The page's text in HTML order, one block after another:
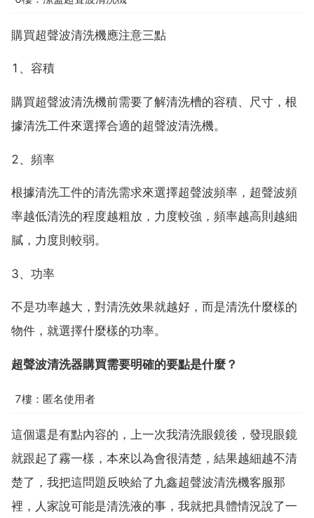
購買超聲波清洗機應注意三點
1、容積
購買超聲波清洗機前需要了解清洗槽的容積、尺寸，根
據清洗工件來選擇合適的超聲波清洗機。
2、頻率
根據清洗工件的清洗需求來選擇超聲波頻率，超聲波頻
率越低清洗的程度越粗放，力度較強，頻率越高則越細
膩，力度則較弱。
3、功率
不是功率越大，對清洗效果就越好，而是清洗什麼樣的
物件，就選擇什麼樣的功率。
超聲波清洗器購買需要明確的要點是什麼？
7樓：匿名使用者
這個還是有點內容的，上一次我清洗眼鏡後，發現眼鏡
就跟起了霧一樣，本來以為會很清楚，結果越細越不清
楚了，我把這問題反映給了九鑫超聲波清洗機客服那
裡，人家說可能是清洗液的事，我就把具體情況說了一